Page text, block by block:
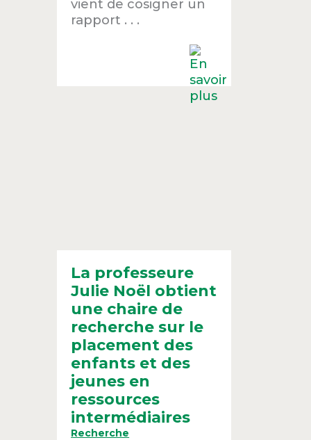
vient de cosigner un
rapport . . .
La professeure
Julie Noël obtient
une chaire de
recherche sur le
placement des
enfants et des
jeunes en
ressources
intermédiaires
Recherche